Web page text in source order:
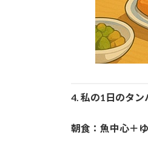
4. 私の1日のタン
朝食：魚中心＋